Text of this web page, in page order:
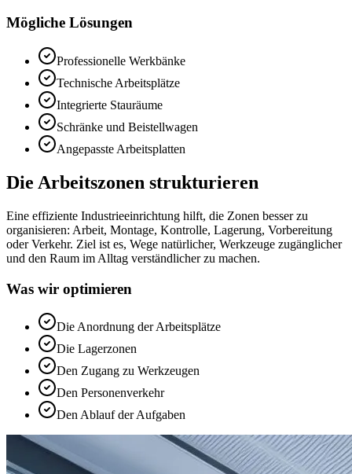
Mögliche Lösungen
Professionelle Werkbänke
Technische Arbeitsplätze
Integrierte Stauräume
Schränke und Beistellwagen
Angepasste Arbeitsplatten
Die Arbeitszonen strukturieren
Eine effiziente Industrieeinrichtung hilft, die Zonen besser zu
organisieren: Arbeit, Montage, Kontrolle, Lagerung, Vorbereitung
oder Verkehr. Ziel ist es, Wege natürlicher, Werkzeuge zugänglicher
und den Raum im Alltag verständlicher zu machen.
Was wir optimieren
Die Anordnung der Arbeitsplätze
Die Lagerzonen
Den Zugang zu Werkzeugen
Den Personenverkehr
Den Ablauf der Aufgaben